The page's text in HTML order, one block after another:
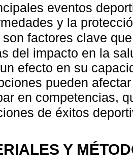
eventos
y la
son factores clave
del impacto en la
efecto en su
pueden
en competencias,
de éxitos
Y